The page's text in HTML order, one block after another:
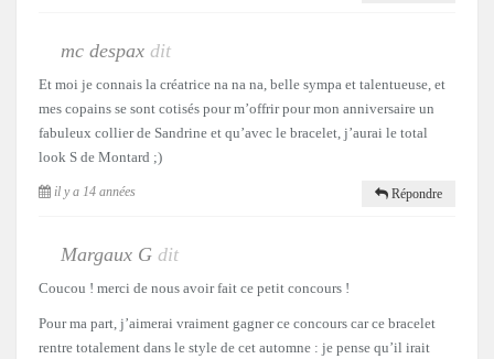
mc despax dit
Et moi je connais la créatrice na na na, belle sympa et talentueuse, et
mes copains se sont cotisés pour m’offrir pour mon anniversaire un
fabuleux collier de Sandrine et qu’avec le bracelet, j’aurai le total
look S de Montard ;)
il y a 14 années Répondre
Margaux G dit
Coucou ! merci de nous avoir fait ce petit concours !
Pour ma part, j’aimerai vraiment gagner ce concours car ce bracelet
rentre totalement dans le style de cet automne : je pense qu’il irait